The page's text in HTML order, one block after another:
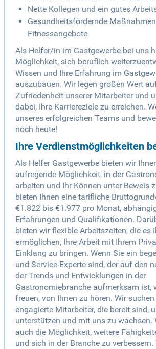
Nette Kollegen und ein gutes
Gesundheitsfördernde
Fitnessangebote
Als Helfer/in im Gastgewerbe bei uns
Möglichkeit, sich beruflich
Wissen und Ihre Erfahrung im
auszubauen. Wir legen großen Wert
Zufriedenheit unserer Mitarbeiter und
dabei, Ihre Karriereziele zu erreichen.
unseres erfolgreichen Teams und
noch heute!
Ihre Verdienstmöglichkeiten
Als Helfer Gastgewerbe bieten wir
aufregende Möglichkeit, in der
arbeiten und Ihr Können unter Beweis
bieten Ihnen eine tarifliche
€1.822 bis €1.977 pro Monat,
Erfahrungen und Qualifikationen.
bieten wir flexible Arbeitszeiten, die es
ermöglichen, Ihre Arbeit mit Ihrem
Einklang zu bringen. Wenn Sie ein
und Service-Experte sind, der auf den
der Trends und Entwicklungen in der
Gastronomiebranche aufmerksam ist,
freuen, von Ihnen zu hören. Wir
engagierte Mitarbeiter, die bereit sind,
unterstützen und mit uns zu wachsen.
auch die Möglichkeit, weitere
und sich in der Branche zu verbessern.